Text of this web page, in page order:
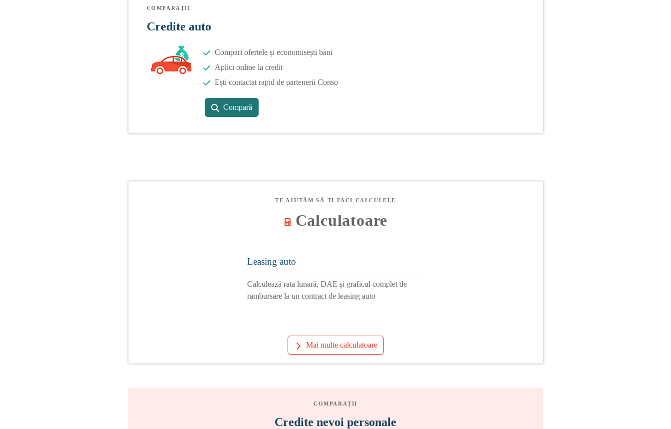
COMPARAȚII
Credite auto
Compari ofertele și economisești bani
Aplici online la credit
Ești contactat rapid de partenerii Conso
Compară
TE AJUTĂM SĂ-ȚI FACI CALCULELE
Calculatoare
Leasing auto
Calculează rata lunară, DAE și graficul complet de
rambursare la un contract de leasing auto
Mai multe calculatoare
COMPARAȚII
Credite nevoi personale